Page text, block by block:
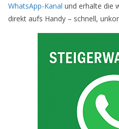
WhatsApp-Kanal und erhalte die
direkt aufs Handy – schnell,